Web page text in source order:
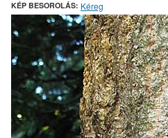
KÉP BESOROLÁS: Kéreg